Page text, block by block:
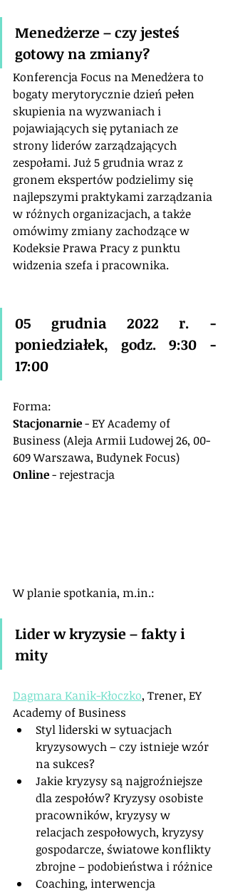
Menedżerze – czy jesteś
gotowy na zmiany?
Konferencja Focus na Menedżera to
bogaty merytorycznie dzień pełen
skupienia na wyzwaniach i
pojawiających się pytaniach ze
strony liderów zarządzających
zespołami. Już 5 grudnia wraz z
gronem ekspertów podzielimy się
najlepszymi praktykami zarządzania
w różnych organizacjach, a także
omówimy zmiany zachodzące w
Kodeksie Prawa Pracy z punktu
widzenia szefa i pracownika.
05 grudnia 2022 r. -
poniedziałek, godz. 9:30 -
17:00
Forma:
Stacjonarnie - EY Academy of
Business (Aleja Armii Ludowej 26, 00-
609 Warszawa, Budynek Focus)
Online - rejestracja
W planie spotkania, m.in.:
Lider w kryzysie – fakty i
mity
Dagmara Kanik-Kłoczko, Trener, EY
Academy of Business
Styl liderski w sytuacjach
kryzysowych – czy istnieje wzór
na sukces?
Jakie kryzysy są najgroźniejsze
dla zespołów? Kryzysy osobiste
pracowników, kryzysy w
relacjach zespołowych, kryzysy
gospodarcze, światowe konflikty
zbrojne – podobieństwa i różnice
Coaching, interwencja